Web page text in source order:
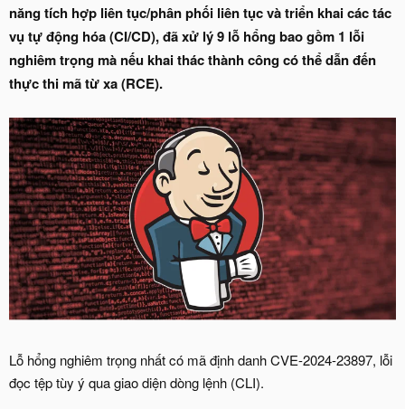
năng tích hợp liên tục/phân phối liên tục và triển khai các tác
vụ tự động hóa (CI/CD), đã xử lý 9 lỗ hổng bao gồm 1 lỗi
nghiêm trọng mà nếu khai thác thành công có thể dẫn đến
thực thi mã từ xa (RCE).
Lỗ hổng nghiêm trọng nhất có mã định danh CVE-2024-23897, lỗi
đọc tệp tùy ý qua giao diện dòng lệnh (CLI).